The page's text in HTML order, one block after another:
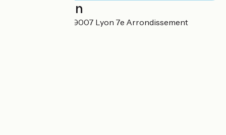
Localisation
7 rue Félix Brun 69007 Lyon 7e Arrondissement